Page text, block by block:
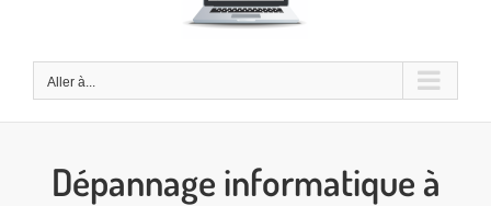
Aller à...
Dépannage informatique à